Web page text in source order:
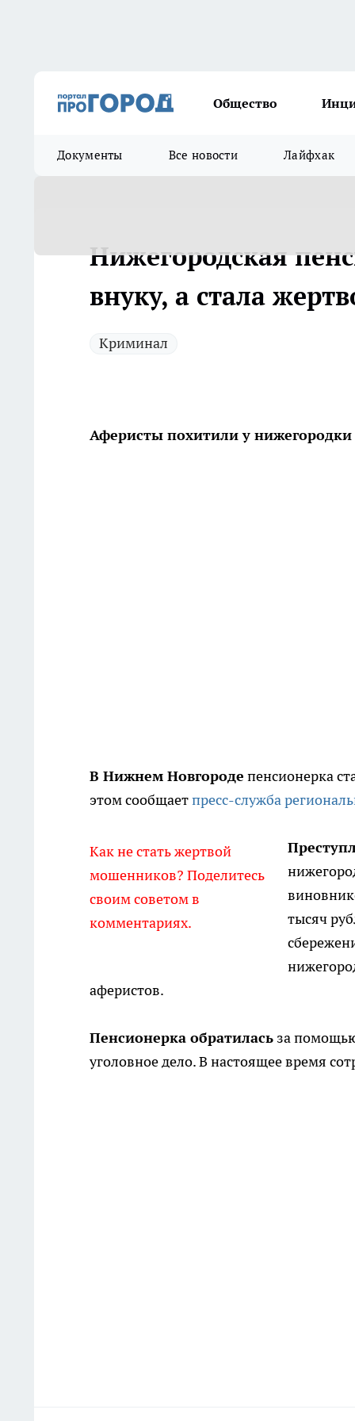
Общество
Документы Все новости Лайфхак
Нижегородская
внуку, а стала
Криминал
Аферисты похитили у
В Нижнем Новгороде пенсионерка
этом сообщаетпресс-служба
Как не стать жертвой
мошенников? Поделитесь
своим советом в
комментариях.
тысяч
аферистов.
Пенсионерка обратилась за
уголовное дело. В настоящее время